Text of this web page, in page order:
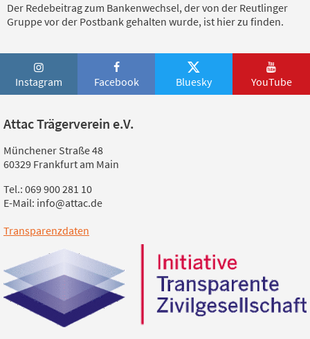
Der Redebeitrag zum Bankenwechsel, der von der Reutlinger
Gruppe vor der Postbank gehalten wurde, ist hier zu finden.
Instagram Facebook Bluesky YouTube
Attac Trägerverein e.V.
Münchener Straße 48
60329 Frankfurt am Main
Tel.: 069 900 281 10
E-Mail: info@attac.de
Transparenzdaten